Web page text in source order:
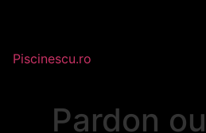
Piscinescu.ro
Pardon